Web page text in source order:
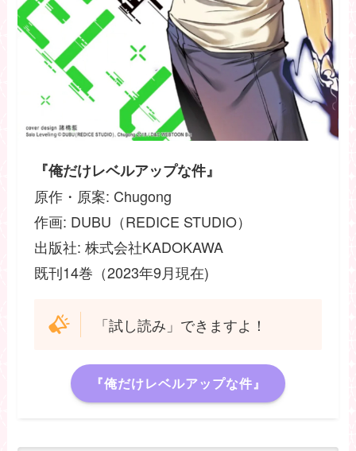
『俺だけレベルアップな件』
原作・原案: Chugong
作画: DUBU（REDICE STUDIO）
出版社: 株式会社KADOKAWA
既刊14巻（2023年9月現在)
「試し読み」できますよ！
『俺だけレベルアップな件』